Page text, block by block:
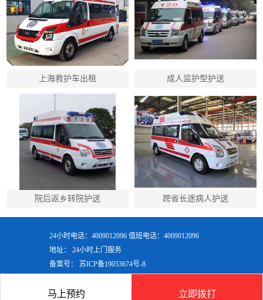
上海救护车出租 成人监护型护送
院后返乡转院护送 跨省长途病人护送
24小时电话：4009012096 值班电话：4009012096
地址： 24小时上门服务
备案号： 苏ICP备19053674号-8
马上预约 立即拨打